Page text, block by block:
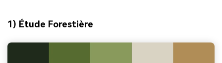
1) Étude Forestière